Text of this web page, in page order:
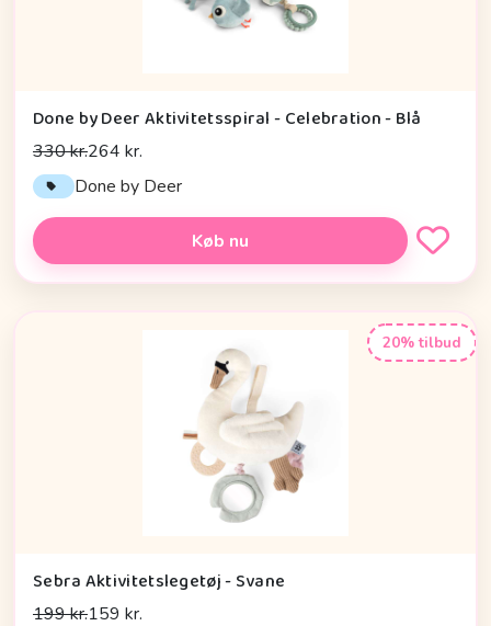
Done by Deer Aktivitetsspiral - Celebration - Blå
330 kr.264 kr.
Done by Deer
Køb nu
20% tilbud
Sebra Aktivitetslegetøj - Svane
199 kr.159 kr.